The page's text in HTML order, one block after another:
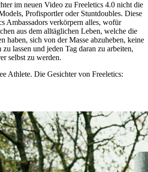
im neuen Video zu Freeletics 4.0 nicht die
Profisportler oder Stuntdoubles. Diese
Ambassadors verkörpern alles, wofür
aus dem alltäglichen Leben, welche die
haben, sich von der Masse abzuheben, keine
lassen und jeden Tag daran zu arbeiten,
selbst zu werden.
Athlete. Die Gesichter von Freeletics: